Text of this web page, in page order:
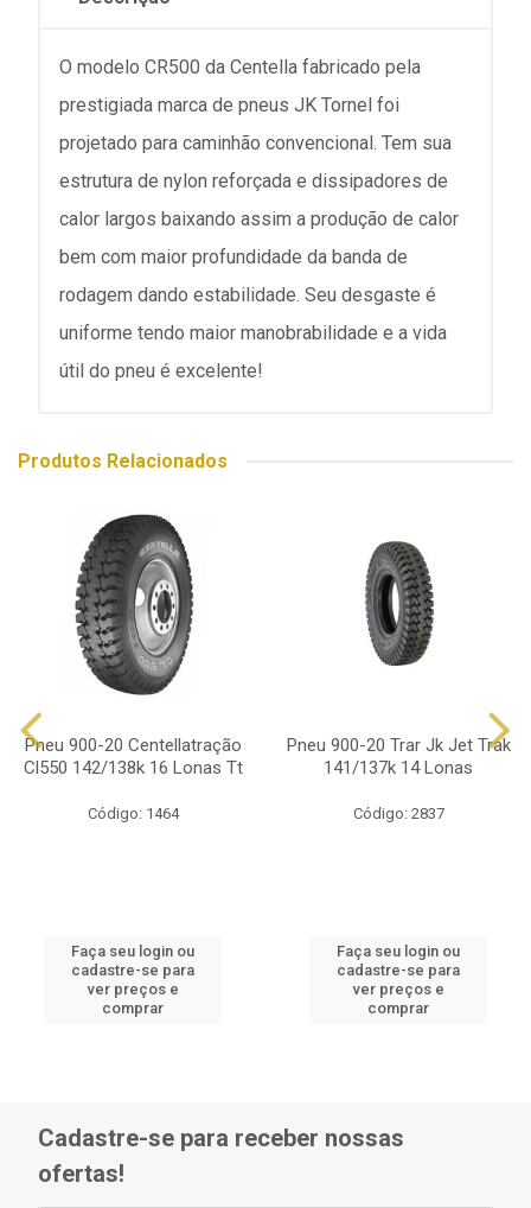
O modelo CR500 da Centella fabricado pela
prestigiada marca de pneus JK Tornel foi
projetado para caminhão convencional. Tem sua
estrutura de nylon reforçada e dissipadores de
calor largos baixando assim a produção de calor
bem com maior profundidade da banda de
rodagem dando estabilidade. Seu desgaste é
uniforme tendo maior manobrabilidade e a vida
útil do pneu é excelente!
Produtos Relacionados
Pneu 900-20 Centellatração
Cl550 142/138k 16 Lonas Tt
Código: 1464
Faça seu login ou
cadastre-se para
ver preços e
comprar
Pneu 900-20 Trar Jk Jet Trak
141/137k 14 Lonas
Código: 2837
Faça seu login ou
cadastre-se para
ver preços e
comprar
Cadastre-se para receber nossas
ofertas!